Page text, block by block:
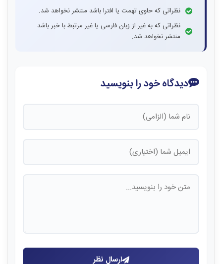
نظراتی که حاوی تهمت یا افترا باشد منتشر نخواهد شد.
نظراتی که به غیر از زبان فارسی یا غیر مرتبط با خبر باشد
منتشر نخواهد شد.
دیدگاه خود را بنویسید
ارسال نظر